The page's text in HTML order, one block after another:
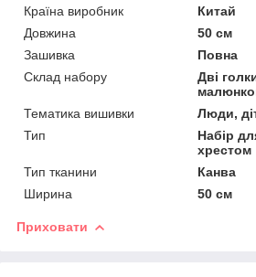
Країна виробник
Китай
Довжина
50 см
Зашивка
Повна
Склад набору
Дві
Тематика вишивки
Люди,
Тип
Набір
хрестом
Тип тканини
Канва
Ширина
50 см
Приховати